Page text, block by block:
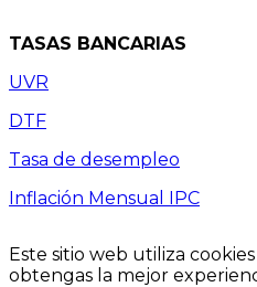
TASAS BANCARIAS
UVR
DTF
Tasa de desempleo
Inflación Mensual IPC
Este sitio web utiliza
obtengas la mejor